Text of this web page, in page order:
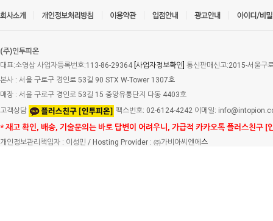
(주)인투피온
대표:소영삼 사업자등록번호:113-86-29364 [사업자정보확인] 통신판매신고:2015-서울구
본사 : 서울 구로구 경인로 53길 90 STX W-Tower 1307호
매장 : 서울 구로구 경인로 53길 15 중앙유통단지 다동 4403호
고객상담
팩스번호: 02-6124-4242 이메일:
* 재고 확인, 배송, 기술문의는 바로 답변이 어려우니, 가급적 카카오톡 플러스친구 [
개인정보관리책임자 : 이성민 / Hosting Provider : ㈜가비아씨엔에 스